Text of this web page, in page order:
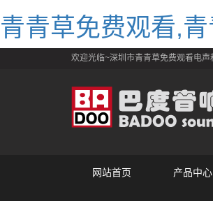
青青草免费观看,
欢迎光临~深圳市青青草免费观看电声
网站首页 产品中心